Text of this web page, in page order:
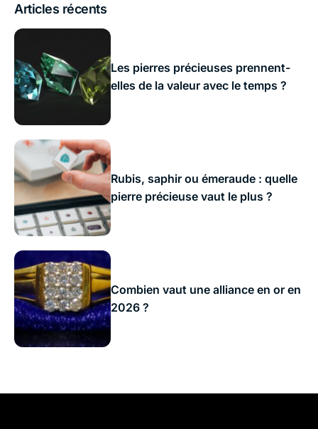
Articles récents
Les pierres précieuses prennent-
elles de la valeur avec le temps ?
Rubis, saphir ou émeraude : quelle
pierre précieuse vaut le plus ?
Combien vaut une alliance en or en
2026 ?